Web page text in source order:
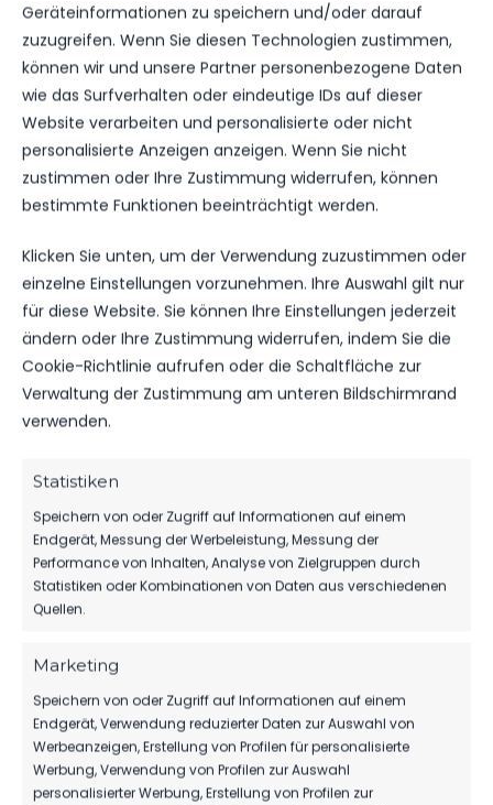
Geräteinformationen zu speichern und/oder darauf
zuzugreifen. Wenn Sie diesen Technologien zustimmen,
können wir und unsere Partner personenbezogene Daten
wie das Surfverhalten oder eindeutige IDs auf dieser
Website verarbeiten und personalisierte oder nicht
personalisierte Anzeigen anzeigen. Wenn Sie nicht
zustimmen oder Ihre Zustimmung widerrufen, können
bestimmte Funktionen beeinträchtigt werden.
Klicken Sie unten, um der Verwendung zuzustimmen oder
einzelne Einstellungen vorzunehmen. Ihre Auswahl gilt nur
für diese Website. Sie können Ihre Einstellungen jederzeit
ändern oder Ihre Zustimmung widerrufen, indem Sie die
Cookie-Richtlinie aufrufen oder die Schaltfläche zur
Verwaltung der Zustimmung am unteren Bildschirmrand
verwenden.
Statistiken
Speichern von oder Zugriff auf Informationen auf einem
Endgerät, Messung der Werbeleistung, Messung der
Performance von Inhalten, Analyse von Zielgruppen durch
Statistiken oder Kombinationen von Daten aus verschiedenen
Quellen.
Marketing
Speichern von oder Zugriff auf Informationen auf einem
Endgerät, Verwendung reduzierter Daten zur Auswahl von
Werbeanzeigen, Erstellung von Profilen für personalisierte
Werbung, Verwendung von Profilen zur Auswahl
personalisierter Werbung, Erstellung von Profilen zur
ERGEBNIS
MANNSCHAFT TORE SPIELAUSGANG
VfB Trebbin 7 Sieg
FSV 63 Luckenwalde D3-Jugend 2 Niederlage
DATUM BEGEGNUNG ERGEBNIS
Für diese Auswahl wurden keine Spiele gefunden.
ÄHNLICHE BEITRÄGE
VfB Trebbin vs FSV 63
Luckenwalde D2-Jugend
25. März 2023
VfB Trebbin vs FSV 63
Luckenwalde E1-Jugend
VfB Trebbin vs FSV 63
27. September 2025
Ähnlicher Beitrag